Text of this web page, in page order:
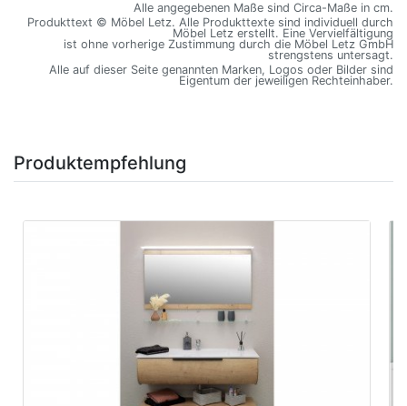
Alle angegebenen Maße sind Circa-Maße in cm.
Produkttext © Möbel Letz. Alle Produkttexte sind individuell durch
Möbel Letz erstellt. Eine Vervielfältigung
ist ohne vorherige Zustimmung durch die Möbel Letz GmbH
strengstens untersagt.
Alle auf dieser Seite genannten Marken, Logos oder Bilder sind
Eigentum der jeweiligen Rechteinhaber.
Produktempfehlung